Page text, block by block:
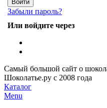
Забыли пароль?
Или войдите через
Самый большой сайт о
Шоколатье.ру с 2008 года
Каталог
Menu